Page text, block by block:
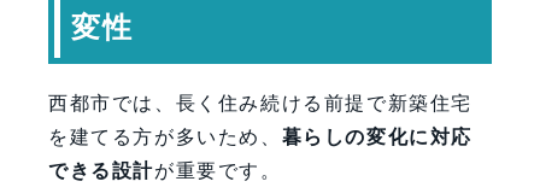
変性
西都市では、長く住み続ける前提で新築住宅
を建てる方が多いため、 暮らしの変化に対応
できる設計が重要です。